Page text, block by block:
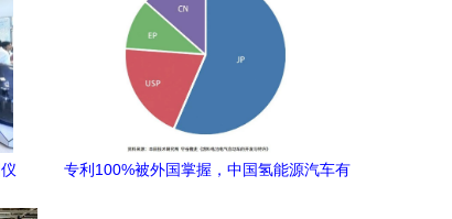
专利100%被外国掌握，中国氢能源汽车有